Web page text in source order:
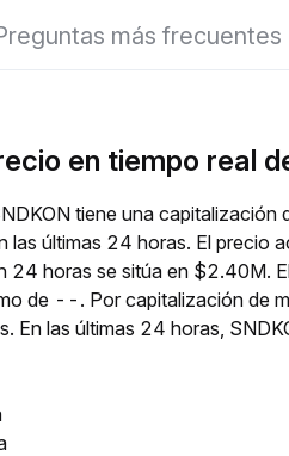
más frecuentes
en tiempo real
tiene una
últimas 24 horas. El precio
24 horas se sitúa en $2.40M.
de --. Por capitalización de
En las últimas 24 horas,